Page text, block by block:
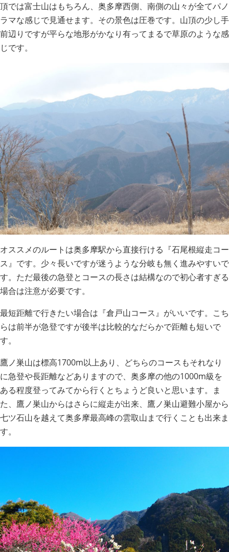
頂では富士山はもちろん、奥多摩西側、南側の山々が全てパノ
ラマな感じで見通せます。その景色は圧巻です。山頂の少し手
前辺りですが平らな地形がかなり有ってまるで草原のような感
じです。
オススメのルートは奥多摩駅から直接行ける『石尾根縦走コー
ス』です。少々長いですが迷うような分岐も無く進みやすいで
す。ただ最後の急登とコースの長さは結構なので初心者すぎる
場合は注意が必要です。
最短距離で行きたい場合は『倉戸山コース』がいいです。こち
らは前半が急登ですが後半は比較的なだらかで距離も短いで
す。
鷹ノ巣山は標高1700m以上あり、どちらのコースもそれなり
に急登や長距離などありますので、奥多摩の他の1000m級を
ある程度登ってみてから行くとちょうど良いと思います。ま
た、鷹ノ巣山からはさらに縦走が出来、鷹ノ巣山避難小屋から
七ツ石山を越えて奥多摩最高峰の雲取山まで行くことも出来ま
す。